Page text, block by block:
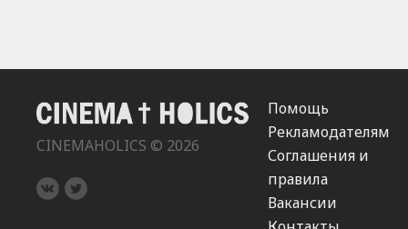
CINEMAHOLICS © 2026
Помощь
Рекламодателям
Соглашения и
правила
Вакансии